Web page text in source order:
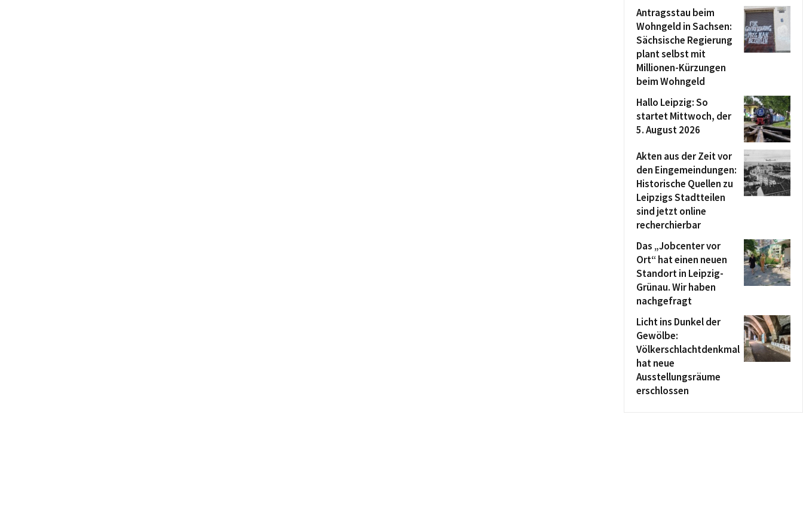
Antragsstau beim
Wohngeld in Sachsen:
Sächsische Regierung
plant selbst mit
Millionen-Kürzungen
beim Wohngeld
Hallo Leipzig: So
startet Mittwoch, der
5. August 2026
Akten aus der Zeit vor
den Eingemeindungen:
Historische Quellen zu
Leipzigs Stadtteilen
sind jetzt online
recherchierbar
Das „Jobcenter vor
Ort“ hat einen neuen
Standort in Leipzig-
Grünau. Wir haben
nachgefragt
Licht ins Dunkel der
Gewölbe:
Völkerschlachtdenkmal
hat neue
Ausstellungsräume
erschlossen